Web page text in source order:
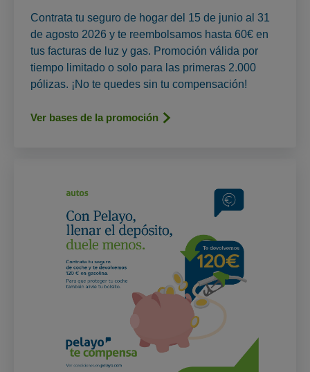
Contrata tu seguro de hogar del 15 de junio al 31
de agosto 2026 y te reembolsamos hasta 60€ en
tus facturas de luz y gas. Promoción válida por
tiempo limitado o solo para las primeras 2.000
pólizas. ¡No te quedes sin tu compensación!
Ver bases de la promoción